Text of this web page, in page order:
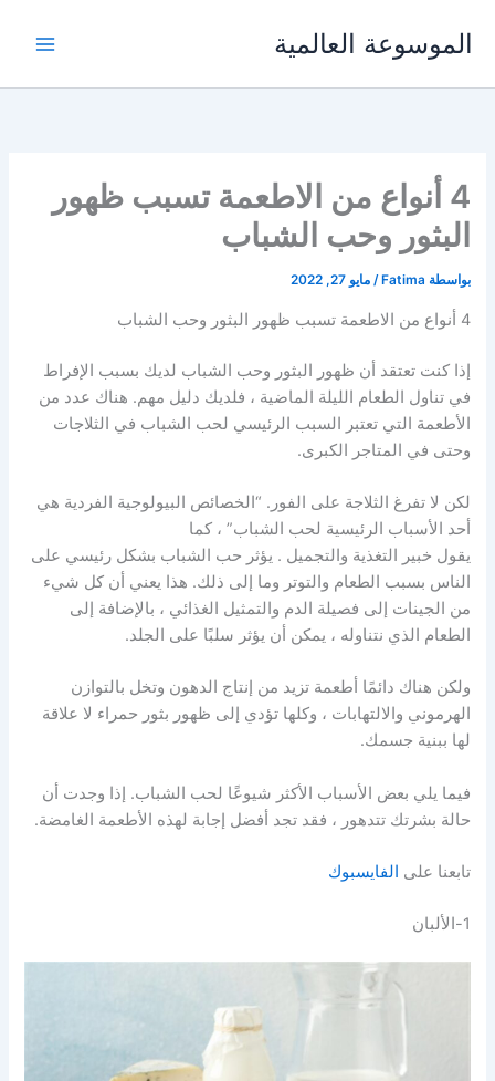
الموسوعة العالمية
4 أنواع من الاطعمة تسبب ظهور
البثور وحب الشباب
بواسطة Fatima
/مايو 27, 2022
4 أنواع من الاطعمة تسبب ظهور البثور وحب الشباب
إذا كنت تعتقد أن ظهور البثور وحب الشباب لديك بسبب الإفراط
في تناول الطعام الليلة الماضية ، فلديك دليل مهم. هناك عدد من
الأطعمة التي تعتبر السبب الرئيسي لحب الشباب في الثلاجات
وحتى في المتاجر الكبرى.
لكن لا تفرغ الثلاجة على الفور. “الخصائص البيولوجية الفردية هي
أحد الأسباب الرئيسية لحب الشباب” ، كما
يقول خبير التغذية والتجميل . يؤثر حب الشباب بشكل رئيسي على
الناس بسبب الطعام والتوتر وما إلى ذلك. هذا يعني أن كل شيء
من الجينات إلى فصيلة الدم والتمثيل الغذائي ، بالإضافة إلى
الطعام الذي نتناوله ، يمكن أن يؤثر سلبًا على الجلد.
ولكن هناك دائمًا أطعمة تزيد من إنتاج الدهون وتخل بالتوازن
الهرموني والالتهابات ، وكلها تؤدي إلى ظهور بثور حمراء لا علاقة
لها ببنية جسمك.
فيما يلي بعض الأسباب الأكثر شيوعًا لحب الشباب. إذا وجدت أن
حالة بشرتك تتدهور ، فقد تجد أفضل إجابة لهذه الأطعمة الغامضة.
تابعنا على الفايسبوك
1-الألبان